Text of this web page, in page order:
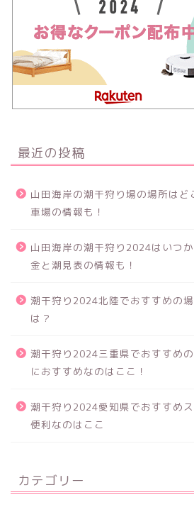
最近の投稿
山田海岸の潮干狩り場の場所はど
車場の情報も！
山田海岸の潮干狩り2024はいつ
金と潮見表の情報も！
潮干狩り2024北陸でおすすめの
は？
潮干狩り2024三重県でおすすめ
におすすめなのはここ！
潮干狩り2024愛知県でおすすめ
便利なのはここ
カテゴリー